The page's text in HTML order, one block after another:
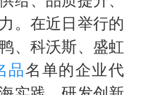
。在近日举行的
、科沃斯、盛虹
品名单的企业代